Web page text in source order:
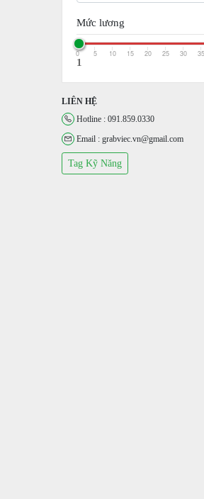
Mức lương
0 5 10 15 20 25 30 35
1
LIÊN HỆ
Hotline : 091.859.0330
Email : grabviec.vn@gmail.com
Tag Kỹ Năng